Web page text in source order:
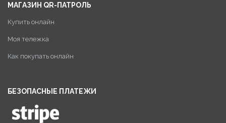
МАГАЗИН QR-ПАТРОЛЬ
Купить онлайн
Моя тележка
Как покупать онлайн
БЕЗОПАСНЫЕ ПЛАТЕЖИ